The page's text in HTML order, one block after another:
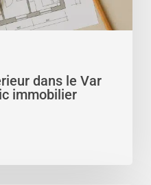
dans le Var
immobilier